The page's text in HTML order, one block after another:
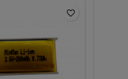
favorite_border